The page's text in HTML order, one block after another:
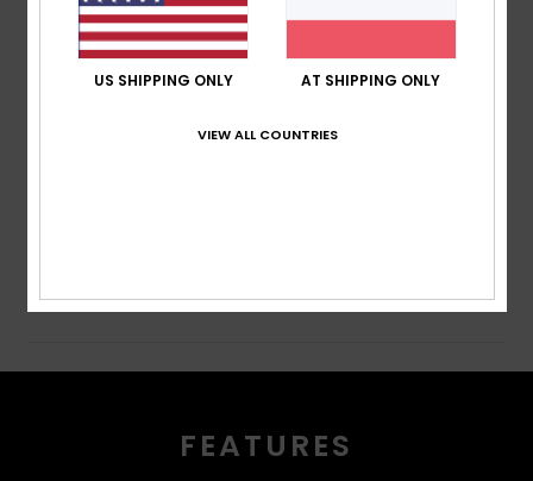
Powder-Schneefang:
Taschen:Skikartentasche
Große Mesh-Tasche innen
Versand & Rückversand
FEATURES
US SHIPPING ONLY AT SHIPPING ONLY
VIEW ALL COUNTRIES